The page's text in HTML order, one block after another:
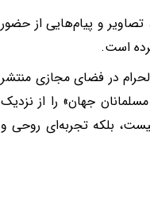
و پیام‌هایی از حضور
است.
در فضای مجازی منتشر
جهان» را از نزدیک
بلکه تجربه‌ای روحی و